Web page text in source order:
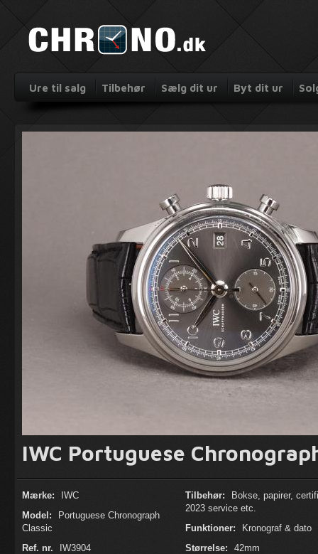
Ure til salg Tilbehør Sælg dit ur Byt dit ur
IWC Portuguese
Mærke:
IWC
Model:
Portuguese Chronograph
Classic
Ref. nr.
IW3904
Tilbehør:
Bokse, papirer,
2023 service etc.
Funktioner:
Kronograf & dato
Størrelse:
42mm